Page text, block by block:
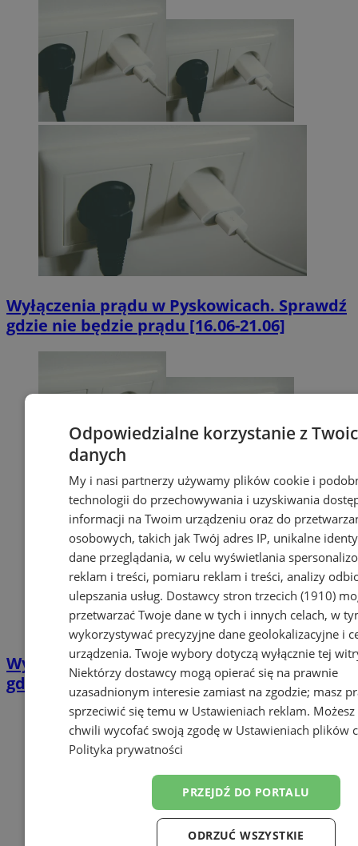
Wyłączenia prądu w Pyskowicach. Sprawdź
gdzie nie będzie prądu [16.06-21.06]
Wyłączenia prądu w Pyskowicach. Sprawdź
gdzie nie będzie prądu [02.06-07.06]
Odpowiedzialne korzystanie z
danych
My i nasi partnerzy używamy plików cookie i
technologii do przechowywania i uzyskiwania
informacji na Twoim urządzeniu oraz do
osobowych, takich jak Twój adres IP, unikalne
dane przeglądania, w celu wyświetlania
reklam i treści, pomiaru reklam i treści, analizy
ulepszania usług. Dostawcy stron trzecich (1910)
przetwarzać Twoje dane w tych i innych celach, w
wykorzystywać precyzyjne dane geolokalizacyjne i
urządzenia. Twoje wybory dotyczą wyłącznie tej
Niektórzy dostawcy mogą opierać się na prawnie
uzasadnionym interesie zamiast na zgodzie; masz
sprzeciwić się temu w Ustawieniach reklam.
chwili wycofać swoją zgodę w Ustawieniach plików
Polityka prywatności
PRZEJDŹ DO PORTALU
ODRZUĆ WSZYSTKIE